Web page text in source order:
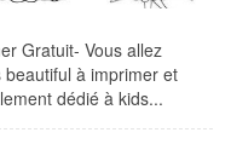
Gratuit- Vous allez
à imprimer et
dédié à kids...